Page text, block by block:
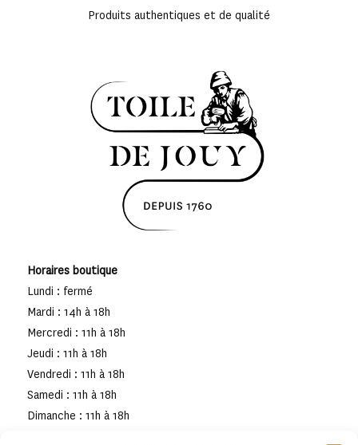
Produits authentiques et de qualité
Horaires boutique
Lundi : fermé
Mardi : 14h à 18h
Mercredi : 11h à 18h
Jeudi : 11h à 18h
Vendredi : 11h à 18h
Samedi : 11h à 18h
Dimanche : 11h à 18h